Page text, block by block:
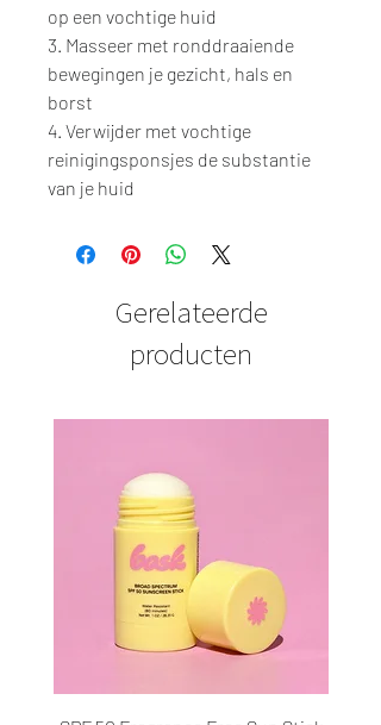
op een vochtige huid
3. Masseer met ronddraaiende
bewegingen je gezicht, hals en
borst
4. Verwijder met vochtige
reinigingsponsjes de substantie
van je huid
Gerelateerde
producten